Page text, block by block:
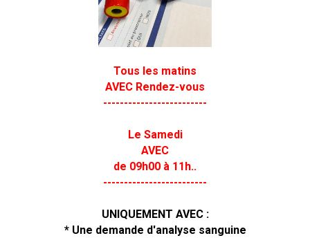
Tous les matins
AVEC Rendez-vous
-------------------------
Le Samedi
AVEC
de 09h00 à 11h..
-------------------------
UNIQUEMENT AVEC :
* Une demande d'analyse sanguine